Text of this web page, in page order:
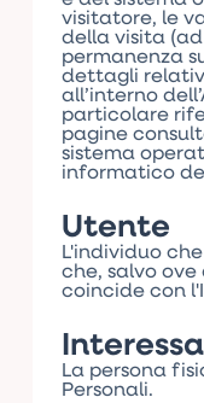
visitatore, le
della visita
permanenza
dettagli
all’interno
particolare
pagine
sistema
informatico
Utente
L'individuo
che, salvo
coincide con
La persona
Personali.